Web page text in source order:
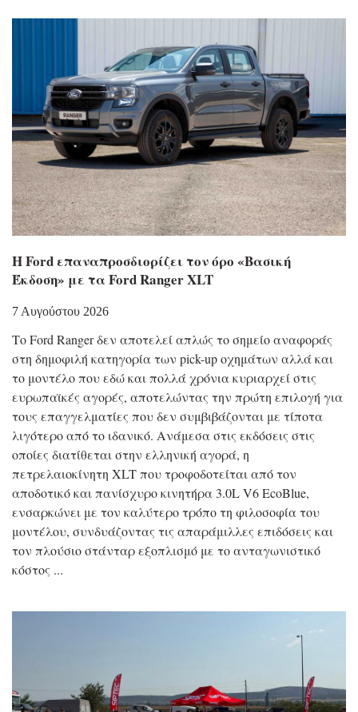
Η Ford επαναπροσδιορίζει τον όρο «Βασική
Έκδοση» με τα Ford Ranger XLT
7 Αυγούστου 2026
Το Ford Ranger δεν αποτελεί απλώς το σημείο αναφοράς
στη δημοφιλή κατηγορία των pick-up οχημάτων αλλά και
το μοντέλο που εδώ και πολλά χρόνια κυριαρχεί στις
ευρωπαϊκές αγορές, αποτελώντας την πρώτη επιλογή για
τους επαγγελματίες που δεν συμβιβάζονται με τίποτα
λιγότερο από το ιδανικό. Ανάμεσα στις εκδόσεις στις
οποίες διατίθεται στην ελληνική αγορά, η
πετρελαιοκίνητη XLT που τροφοδοτείται από τον
αποδοτικό και πανίσχυρο κινητήρα 3.0L V6 EcoBlue,
ενσαρκώνει με τον καλύτερο τρόπο τη φιλοσοφία του
μοντέλου, συνδυάζοντας τις απαράμιλλες επιδόσεις και
τον πλούσιο στάνταρ εξοπλισμό με το ανταγωνιστικό
κόστος